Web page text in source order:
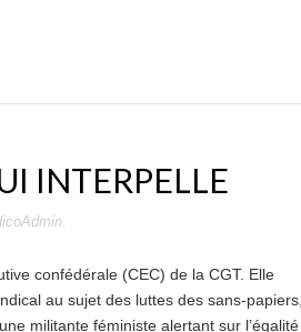
INTERPELLE
.
confédérale (CEC) de la CGT. Elle
au sujet des luttes des sans-papiers,
militante féministe alertant sur l’égalité